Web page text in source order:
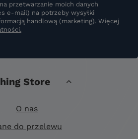
przetwarzanie moich danych
e-mail) na potrzeby wysyłki
handlową (marketing). Więcej
Store
O nas
do przelewu